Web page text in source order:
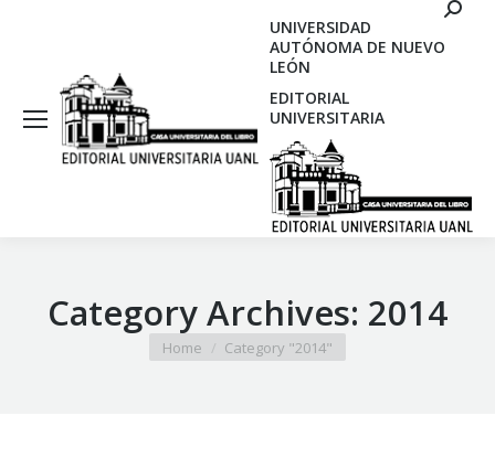
UNIVERSIDAD
AUTÓNOMA DE NUEVO
LEÓN
EDITORIAL
UNIVERSITARIA
Category Archives: 2014
You are here:
Home Category "2014"